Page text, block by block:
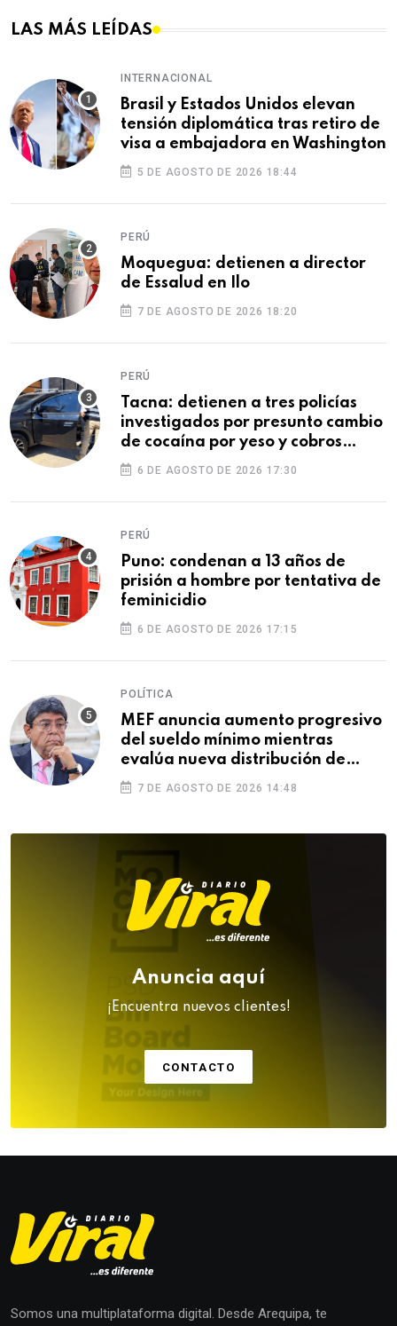
LAS MÁS LEÍDAS
INTERNACIONAL
Brasil y Estados Unidos elevan
tensión diplomática tras retiro de
visa a embajadora en Washington
5 DE AGOSTO DE 2026 18:44
PERÚ
Moquegua: detienen a director
de Essalud en Ilo
7 DE AGOSTO DE 2026 18:20
PERÚ
Tacna: detienen a tres policías
investigados por presunto cambio
de cocaína por yeso y cobros
ilegales
6 DE AGOSTO DE 2026 17:30
PERÚ
Puno: condenan a 13 años de
prisión a hombre por tentativa de
feminicidio
6 DE AGOSTO DE 2026 17:15
POLÍTICA
MEF anuncia aumento progresivo
del sueldo mínimo mientras
evalúa nueva distribución de
feriados
7 DE AGOSTO DE 2026 14:48
Anuncia aquí
¡Encuentra nuevos clientes!
CONTACTO
Somos una multiplataforma digital. Desde Arequipa, te